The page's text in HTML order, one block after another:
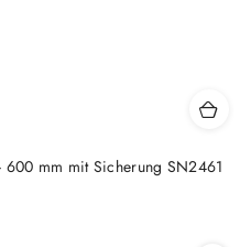
mm mit Sicherung SN2461